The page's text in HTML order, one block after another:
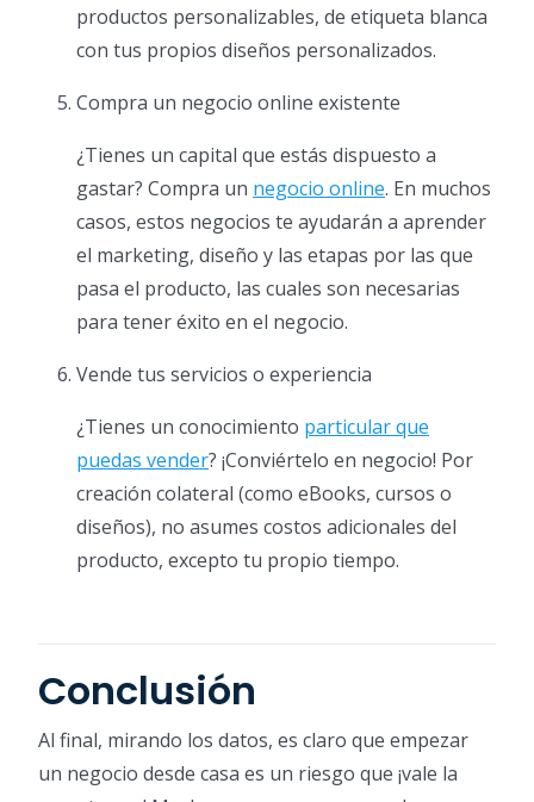
productos personalizables, de etiqueta blanca
con tus propios diseños personalizados.
Compra un negocio online existente
¿Tienes un capital que estás dispuesto a
gastar? Compra un negocio online. En muchos
casos, estos negocios te ayudarán a aprender
el marketing, diseño y las etapas por las que
pasa el producto, las cuales son necesarias
para tener éxito en el negocio.
Vende tus servicios o experiencia
¿Tienes un conocimiento particular que
puedas vender? ¡Conviértelo en negocio! Por
creación colateral (como eBooks, cursos o
diseños), no asumes costos adicionales del
producto, excepto tu propio tiempo.
Conclusión
Al final, mirando los datos, es claro que empezar
un negocio desde casa es un riesgo que ¡vale la